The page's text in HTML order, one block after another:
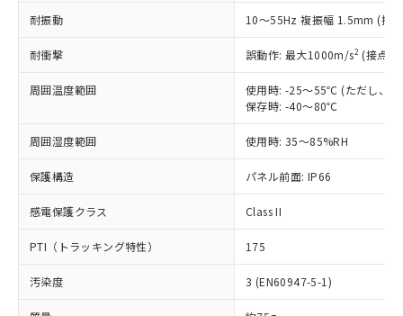
耐振動 10～55Hz 複振幅 1.5mm (接
耐衝撃 誤動作: 最大1000m/s2 (接点
周囲温度範囲
使用時: -25～55℃ (ただし、氷
保存時: -40～80℃
周囲湿度範囲 使用時: 35～85%RH
保護構造 パネル前面: IP66
感電保護クラス Class II
PTI（トラッキング特性） 175
汚染度 3 (EN60947-5-1)
記載している更新日時点での社内デー
タに基づき作成されるものであり、閲
覧された時点での実際の在庫および標
準価格とは異なる場合があることをご
正式な納期状況および標準価格はお客
様のお取引先、またはお客様担当のオ
ムロン制御機器販売店・当社販売員に
オムロン制御機器販売店や当社販売拠
販売ネットワーク
」をご確認
ください。
在庫状況および標準価格結果を当社の
事前の承諾なく第三者に漏洩または開
示しないようお願いします。
マイパーツ機能（部品リスト作成サー
鉛(Pb) 1000ppm以下、 水銀(Hg) 1000ppm以下、 カド
六価クロム(Cr(Ⅵ)) 1000ppm以下、ポリ臭化ビフェニル
類(PBB) 1000ppm以下、ポリ臭化ジフェニルエーテル類
(PBDE) 1000ppm以下、フタル酸ビス(2-エチルヘキシ
ル) (DEHP)(別名：DOP) 1000ppm以下、フタル酸ブチ
ルベンジル（BBP） 1000ppm以下、フタル酸ジブチル
（DBP） 1000ppm以下、フタル酸ジイソブチル
(DIBP) 1000ppm以下
但し、RoHS指令で産業用監視および制御機器に対する
適用除外項目は除く。
フタル酸エステル類の４物質については閾値を超える意
図的な使用がないことを確認しています。
※2 対応予定月
部品在庫の切り替え状況などにより、予定
月が前後することがあります。
*中国RoHS10物質の基準値 (GB/T26572)：
Pb(鉛) :1000ppm、 Hg(水銀) : 1000ppm、 Cd(カドミウ
Cr(Ⅵ)(六価クロム) : 1000ppm、 PBBs(ポリ臭化ビフェ
ニル類) : 1000ppm、 PBDEs(ポリ臭化ジフェニルエーテ
ル) : 1000ppm、
DEHP(フタル酸ビス(2-エチルヘキシル)) : 1000ppm
※2 環境保護使用期限
「ｅ」：有害物質（10物質）のすべてが基
準値以下であることを示します。
「10」：通常の使用状況下において有害物
質が外部に漏えいし、環境に深刻な影響を
（以下｢規制貨物等」という）を輸出
または国外への提供する場合は、日本
国政府の輸出許可(または役務取引許
可)を取得するなどの必要な手続きを
当社は規制貨物を破棄する場合は、完
全に破砕するなど、違法に輸出されな
いよう必要な手段を講じます。
当社は貴社製品を、核兵器、ミサイ
ル、化学兵器、生物兵器またはその他
武器並びにこれらの製造装置等に一切
使用いたしません。
当社は、貴社製品を第三者に販売する
場合は、上記1、2および3の内容を当
該第三者に通知します。また当社は、
販売先および販売に係わる関係者が違
法に輸出するおそれがある場合は、取
○ 一定数以上の在庫あり
△ 一定数には満たないが在庫あり
在庫なし(最新の在庫状況につ
いては、お客様のお取引先、ま
たはお客様担当のオムロン制御
機器販売店・当社販売員にご確
認ください)
受注生産機種、また在庫状況の